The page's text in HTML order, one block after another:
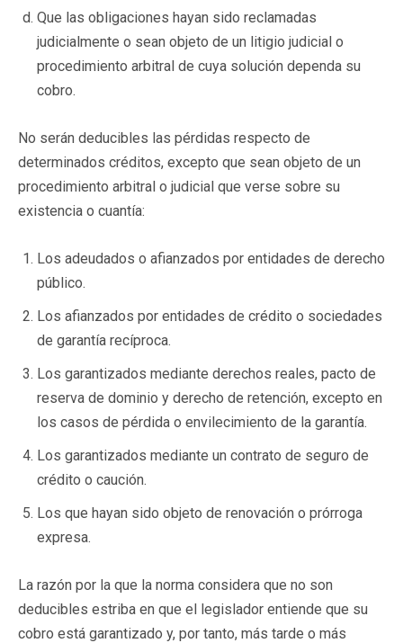
Que las obligaciones hayan sido reclamadas
judicialmente o sean objeto de un litigio judicial o
procedimiento arbitral de cuya solución dependa su
cobro.
No serán deducibles las pérdidas respecto de
determinados créditos, excepto que sean objeto de un
procedimiento arbitral o judicial que verse sobre su
existencia o cuantía:
Los adeudados o afianzados por entidades de derecho
público.
Los afianzados por entidades de crédito o sociedades
de garantía recíproca.
Los garantizados mediante derechos reales, pacto de
reserva de dominio y derecho de retención, excepto en
los casos de pérdida o envilecimiento de la garantía.
Los garantizados mediante un contrato de seguro de
crédito o caución.
Los que hayan sido objeto de renovación o prórroga
expresa.
La razón por la que la norma considera que no son
deducibles estriba en que el legislador entiende que su
cobro está garantizado y, por tanto, más tarde o más